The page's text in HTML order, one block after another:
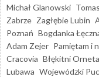
Michał Glanowski
Zabrze Zagłębie Lubin
Poznań Bogdanka
Adam Zejer Pamiętam i
Cracovia Błękitni Orneta
Lubawa Wojewódzki